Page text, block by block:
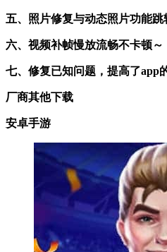
五、照片修复与动态照片功能跳
六、视频补帧慢放流畅不卡顿～
七、修复已知问题，提高了app
厂商其他下载
安卓手游